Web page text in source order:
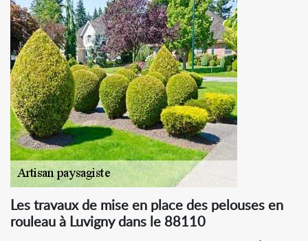
Les travaux de mise en place des pelouses en
rouleau à Luvigny dans le 88110